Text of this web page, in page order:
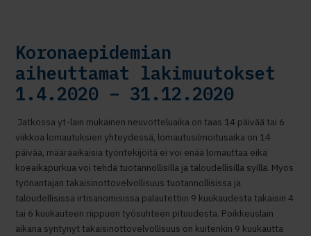
Koronaepidemian
aiheuttamat lakimuutokset
1.4.2020 – 31.12.2020
Jatkossa yt-lain mukainen neuvotteluaika on taas 14 päivää tai 6
viikkoa lomautuksien yhteydessä, lomautusilmoitusaika on 14
päivää, määräaikaisia työntekijöitä ei voi enää lomauttaa eikä
koeaikapurkua voi tehdä tuotannollisilla ja taloudellisilla syillä. Myös
työnantajan takaisinottovelvollisuus tuotannollisissa ja
taloudellisissa irtisanomisissa palautettiin 9 kuukaudesta takaisin 4
tai 6 kuukauteen riippuen työsuhteen pituudesta. Poikkeuslain
aikana syntynyt takaisinottovelvollisuus on kuitenkin 9 kuukautta